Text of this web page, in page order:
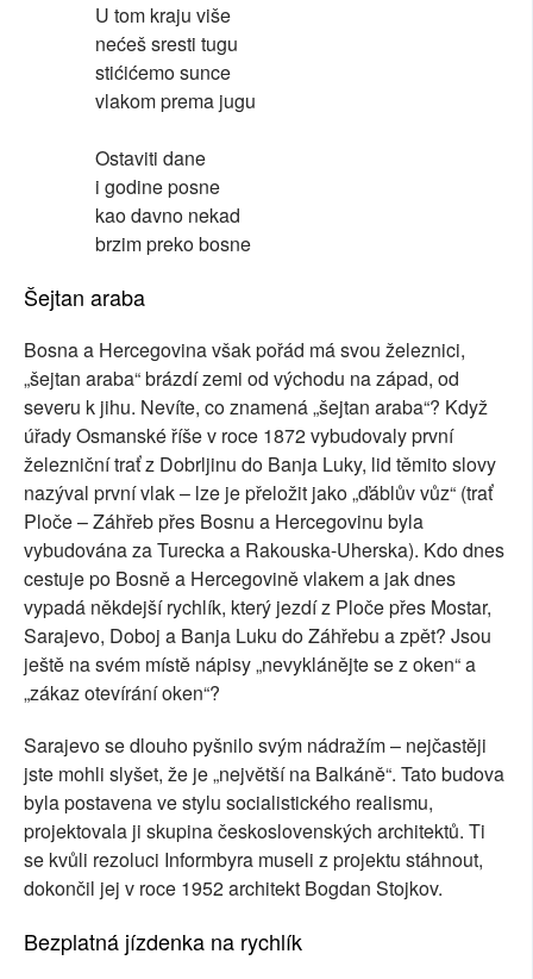
U tom kraju više
nećeš sresti tugu
stićićemo sunce
vlakom prema jugu
Ostaviti dane
i godine posne
kao davno nekad
brzim preko bosne
Šejtan araba
Bosna a Hercegovina však pořád má svou železnici,
„šejtan araba“ brázdí zemi od východu na západ, od
severu k jihu. Nevíte, co znamená „šejtan araba“? Když
úřady Osmanské říše v roce 1872 vybudovaly první
železniční trať z Dobrljinu do Banja Luky, lid těmito slovy
nazýval první vlak – lze je přeložit jako „ďáblův vůz“ (trať
Ploče – Záhřeb přes Bosnu a Hercegovinu byla
vybudována za Turecka a Rakouska-Uherska). Kdo dnes
cestuje po Bosně a Hercegovině vlakem a jak dnes
vypadá někdejší rychlík, který jezdí z Ploče přes Mostar,
Sarajevo, Doboj a Banja Luku do Záhřebu a zpět? Jsou
ještě na svém místě nápisy „nevyklánějte se z oken“ a
„zákaz otevírání oken“?
Sarajevo se dlouho pyšnilo svým nádražím – nejčastěji
jste mohli slyšet, že je „největší na Balkáně“. Tato budova
byla postavena ve stylu socialistického realismu,
projektovala ji skupina československých architektů. Ti
se kvůli rezoluci Informbyra museli z projektu stáhnout,
dokončil jej v roce 1952 architekt Bogdan Stojkov.
Bezplatná jízdenka na rychlík